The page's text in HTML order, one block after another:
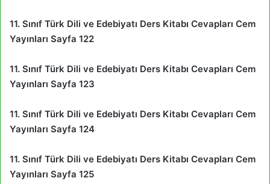
11. Sınıf Türk Dili ve Edebiyatı Ders Kitabı Cevapları Cem
Yayınları Sayfa 122
11. Sınıf Türk Dili ve Edebiyatı Ders Kitabı Cevapları Cem
Yayınları Sayfa 123
11. Sınıf Türk Dili ve Edebiyatı Ders Kitabı Cevapları Cem
Yayınları Sayfa 124
11. Sınıf Türk Dili ve Edebiyatı Ders Kitabı Cevapları Cem
Yayınları Sayfa 125